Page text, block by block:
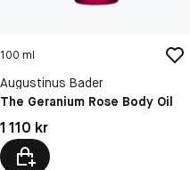
100 ml
Augustinus Bader
The Geranium Rose Body Oil
Pris: 1 110 kr
1 110 kr